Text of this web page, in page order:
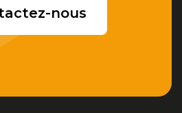
nous